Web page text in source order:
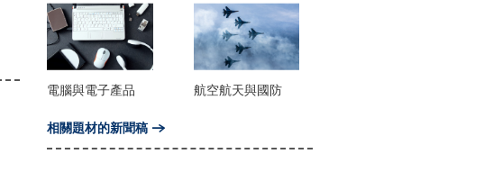
電腦與電子產品 航空航天與國防
相關題材的新聞稿